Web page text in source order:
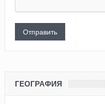
ГЕОГРАФИЯ